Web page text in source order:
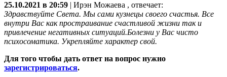
25.10.2021 в 20:59 Ирэн Можаева , отвечает:
Здравствуйте Света. Мы сами кузнецы своего счастья. Все
внутри Вас как простраивание счастливой жизни так и
привлечение негативных ситуаций.Болезни у Вас чисто
психосоматика. Укрепляйте характер свой.
Для того чтобы дать ответ на вопрос нужно
зарегистрироваться.